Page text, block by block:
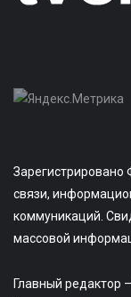
Зарегистрировано
связи,
коммуникаций.
массовой
Главный редактор